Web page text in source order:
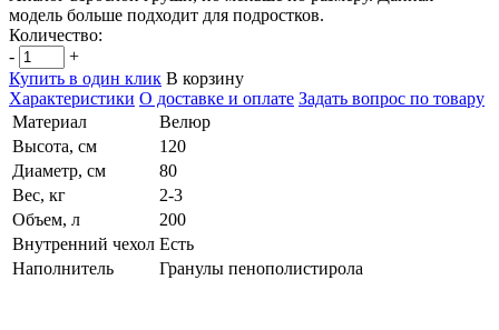
модель больше подходит для подростков.
Количество:
-
+
Купить в один клик В корзину
Характеристики О доставке и оплате Задать вопрос по товару
Материал
Велюр
Высота, см
120
Диаметр, см
80
Вес, кг
2-3
Объем, л
200
Внутренний чехол Есть
Наполнитель
Гранулы пенополистирола